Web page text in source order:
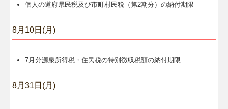
個人の道府県民税及び市町村民税（第2期分）の納付期限
8月10日(月)
7月分源泉所得税・住民税の特別徴収税額の納付期限
8月31日(月)